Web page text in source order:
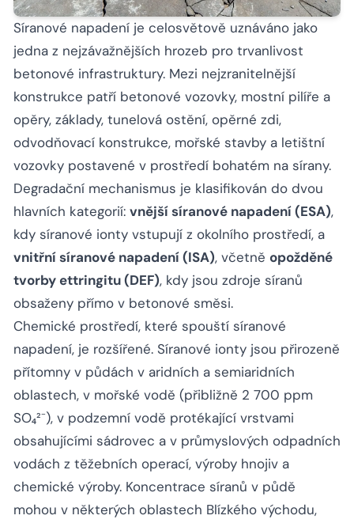
Síranové napadení je celosvětově uznáváno jako
jedna z nejzávažnějších hrozeb pro trvanlivost
betonové infrastruktury. Mezi nejzranitelnější
konstrukce patří betonové vozovky, mostní pilíře a
opěry, základy, tunelová ostění, opěrné zdi,
odvodňovací konstrukce, mořské stavby a letištní
vozovky postavené v prostředí bohatém na sírany.
Degradační mechanismus je klasifikován do dvou
hlavních kategorií: vnější síranové napadení (ESA),
kdy síranové ionty vstupují z okolního prostředí, a
vnitřní síranové napadení (ISA), včetně opožděné
tvorby ettringitu (DEF), kdy jsou zdroje síranů
obsaženy přímo v betonové směsi.
Chemické prostředí, které spouští síranové
napadení, je rozšířené. Síranové ionty jsou přirozeně
přítomny v půdách v aridních a semiaridních
oblastech, v mořské vodě (přibližně 2 700 ppm
SO₄²⁻), v podzemní vodě protékající vrstvami
obsahujícími sádrovec a v průmyslových odpadních
vodách z těžebních operací, výroby hnojiv a
chemické výroby. Koncentrace síranů v půdě
mohou v některých oblastech Blízkého východu,